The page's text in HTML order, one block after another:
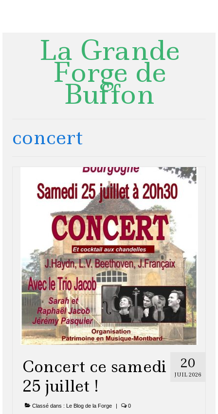
La Grande
Forge de
Buffon
concert
20
JUIL 2026
Concert ce samedi
25 juillet !
Classé dans : Le Blog de la Forge | 0